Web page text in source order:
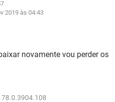
EXCEL
GMAIL
2019 às 04:43
novamente vou perder os